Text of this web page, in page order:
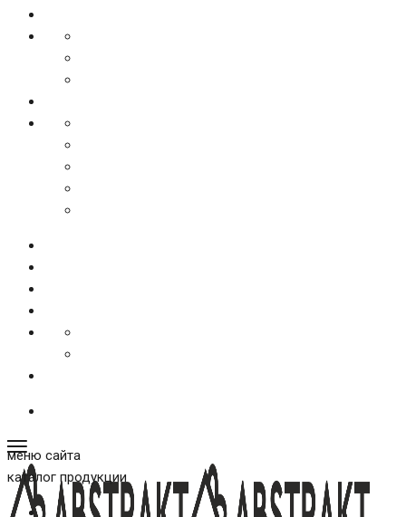
меню сайта
каталог продукции